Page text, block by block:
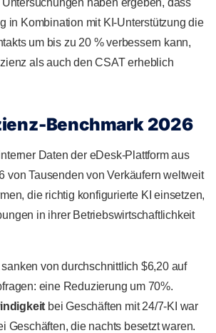
in Kombination mit KI-Unterstützung die
um bis zu 20 % verbessern kann,
als auch den CSAT erheblich
Benchmark 2026
Daten der eDesk-Plattform aus
von Tausenden von Verkäufern weltweit
die richtig konfigurierte KI einsetzen,
in ihrer Betriebswirtschaftlichkeit
von durchschnittlich $6,20 auf
eine Reduzierung um 70%.
bei Geschäften mit 24/7-KI war
Geschäften, die nachts besetzt waren.